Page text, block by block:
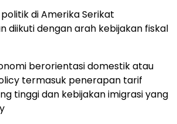
di Amerika Serikat
diikuti dengan arah kebijakan fiskal
berorientasi domestik atau
termasuk penerapan tarif
tinggi dan kebijakan imigrasi yang